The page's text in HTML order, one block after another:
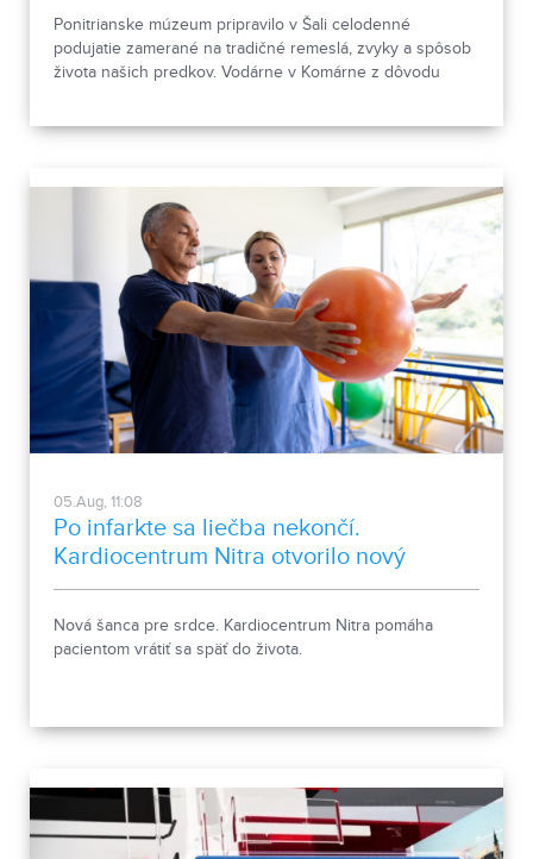
Ponitrianske múzeum pripravilo v Šali celodenné
podujatie zamerané na tradičné remeslá, zvyky a spôsob
života našich predkov. Vodárne v Komárne z dôvodu
05.Aug, 11:08
Po infarkte sa liečba nekončí.
Kardiocentrum Nitra otvorilo nový
stacionár
Nová šanca pre srdce. Kardiocentrum Nitra pomáha
pacientom vrátiť sa späť do života.